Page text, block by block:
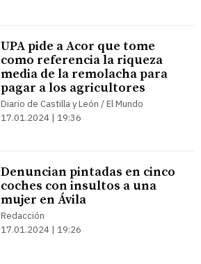
UPA pide a Acor que tome
como referencia la riqueza
media de la remolacha para
pagar a los agricultores
Diario de Castilla y León / El Mundo
17.01.2024 | 19:36
Denuncian pintadas en cinco
coches con insultos a una
mujer en Ávila
Redacción
17.01.2024 | 19:26